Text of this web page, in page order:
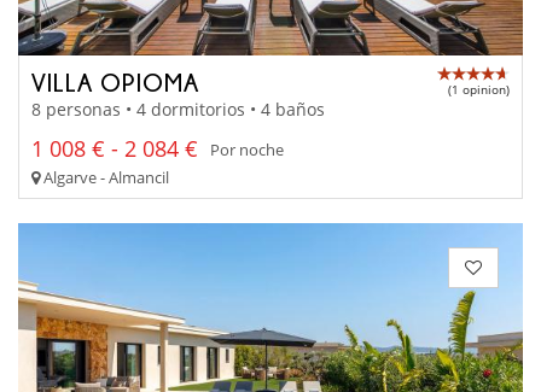
VILLA OPIOMA (1 opinion)
8 personas • 4 dormitorios • 4 baños
1 008 € - 2 084 €
Por noche
Algarve - Almancil